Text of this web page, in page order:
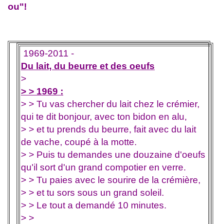
ou"!
1969-2011 -
Du lait, du beurre et des oeufs
>
> > 1969 :
> > Tu vas chercher du lait chez le crémier,
qui te dit bonjour, avec ton bidon en alu,
> > et tu prends du beurre, fait avec du lait
de vache, coupé à la motte.
> > Puis tu demandes une douzaine d'oeufs
qu'il sort d'un grand compotier en verre.
> > Tu paies avec le sourire de la crémière,
> > et tu sors sous un grand soleil.
> > Le tout a demandé 10 minutes.
> >